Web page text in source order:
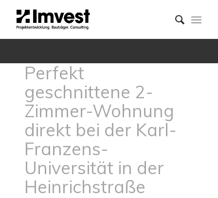
Perfekt
geschnittene 2-
Zimmer-Wohnung
direkt bei der Karl-
Franzens-
Universität in der
Heinrichstraße